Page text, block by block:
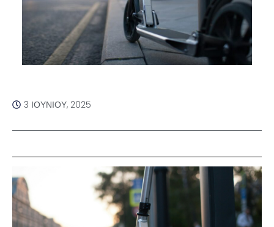
3 ΙΟΥΝΊΟΥ, 2025